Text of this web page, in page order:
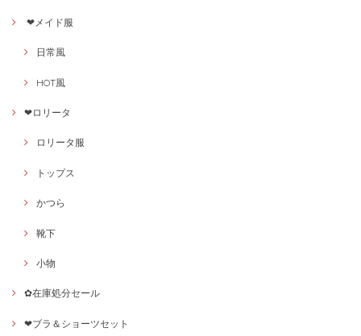
❤メイド服
日常風
HOT風
❤ロリータ
ロリータ服
トップス
かつら
靴下
小物
✿在庫処分セール
❤ブラ＆ショーツセット